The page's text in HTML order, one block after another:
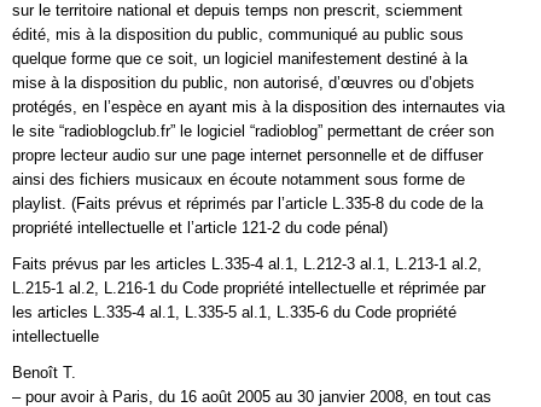
sur le territoire national et depuis temps non prescrit, sciemment
édité, mis à la disposition du public, communiqué au public sous
quelque forme que ce soit, un logiciel manifestement destiné à la
mise à la disposition du public, non autorisé, d’œuvres ou d’objets
protégés, en l’espèce en ayant mis à la disposition des internautes via
le site “radioblogclub.fr” le logiciel “radioblog” permettant de créer son
propre lecteur audio sur une page internet personnelle et de diffuser
ainsi des fichiers musicaux en écoute notamment sous forme de
playlist. (Faits prévus et réprimés par l’article L.335-8 du code de la
propriété intellectuelle et l’article 121-2 du code pénal)
Faits prévus par les articles L.335-4 al.1, L.212-3 al.1, L.213-1 al.2,
L.215-1 al.2, L.216-1 du Code propriété intellectuelle et réprimée par
les articles L.335-4 al.1, L.335-5 al.1, L.335-6 du Code propriété
intellectuelle
Benoît T.
– pour avoir à Paris, du 16 août 2005 au 30 janvier 2008, en tout cas